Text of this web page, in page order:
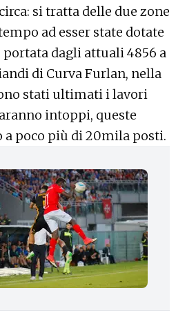
si tratta delle due zone
ad esser state dotate
dagli attuali 4856 a
di Curva Furlan, nella
stati ultimati i lavori
intoppi, queste
poco più di 20mila posti.